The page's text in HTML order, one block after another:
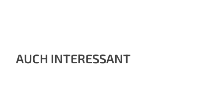
AUCH INTERESSANT